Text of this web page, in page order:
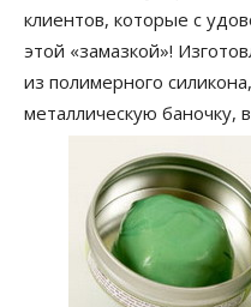
клиентов, которые с
этой «замазкой»!
из полимерного
металлическую баночку,